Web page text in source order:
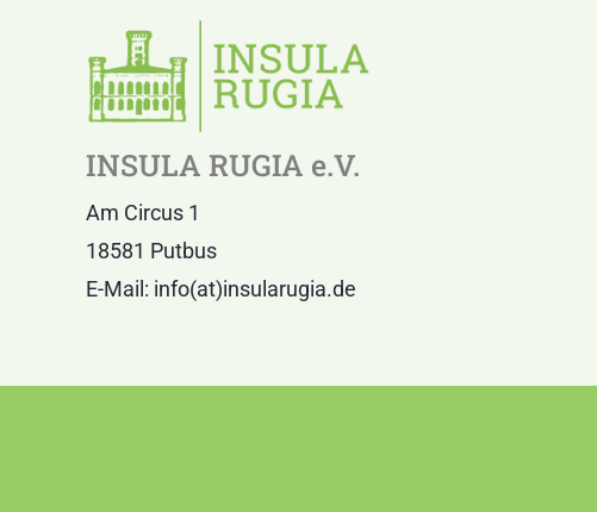
INSULA RUGIA e.V.
Am Circus 1
18581 Putbus
E-Mail: info(at)insularugia.de